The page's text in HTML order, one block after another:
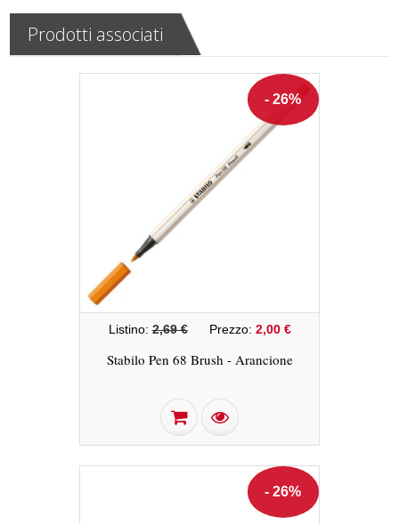
Prodotti associati
- 26%
Listino:2,69 €Prezzo: 2,00 €
Stabilo Pen 68 Brush - Arancione
- 26%